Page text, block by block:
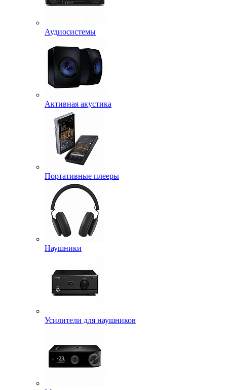
Аудиосистемы
Активная акустика
Портативные плееры
Наушники
Усилители для наушников